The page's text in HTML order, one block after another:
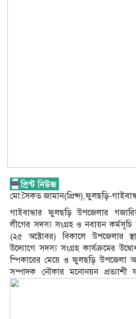
মো:সৈকত জামান(প্রিন্স),ফুলছড়ি-
গাইবান্ধার ফুলছড়ি উপজেলার
লীগের সদস্য সংগ্রহ ও নবায়ন কর্মসূচি
(২৫ অক্টোবর) বিকালে উপজেলার
উদ্যোগে সদস্য সংগ্রহ কার্যক্রমের
স্পিকারের মেয়ে ও ফুলছড়ি উপজেলা
সম্পাদক নৌকার মনোনয়ন প্রত্যাশী